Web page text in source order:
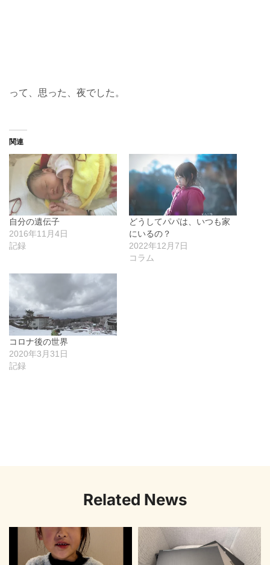
って、思った、夜でした。
関連
自分の遺伝子
2016年11月4日
記録
どうしてパパは、いつも家
にいるの？
2022年12月7日
コラム
コロナ後の世界
2020年3月31日
記録
Related News